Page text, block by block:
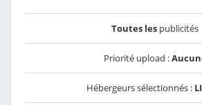
Toutes les publicités
Priorité upload :
Hébergeurs sélectionnés :